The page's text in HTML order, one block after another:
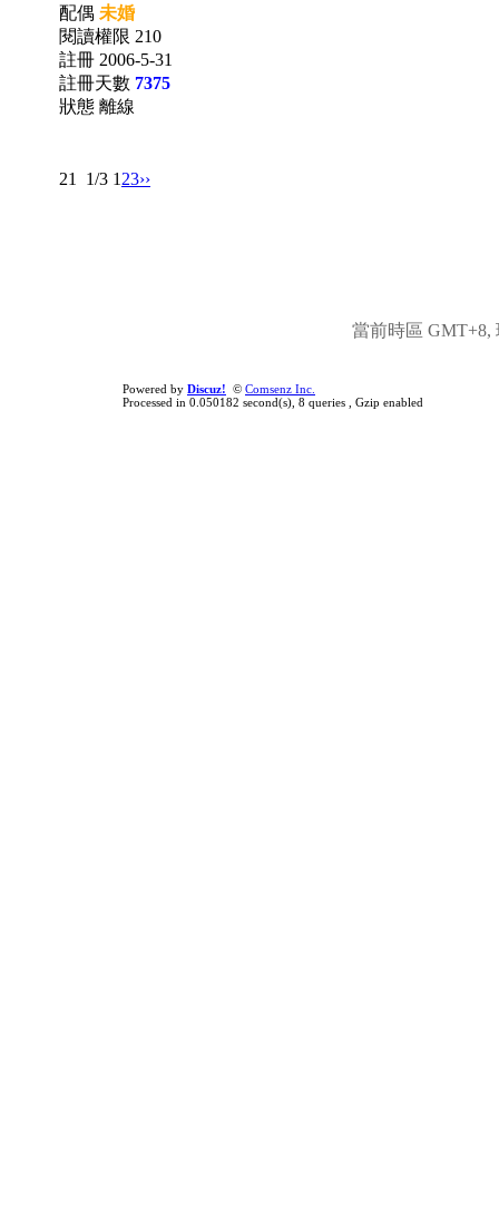
配偶 未婚
閱讀權限 210
註冊 2006-5-31
註冊天數 7375
狀態 離線
21 1/3 1 23››
當前時區 GMT+8,
Powered by Discuz! © Comsenz Inc.
Processed in 0.050182 second(s), 8 queries , Gzip enabled